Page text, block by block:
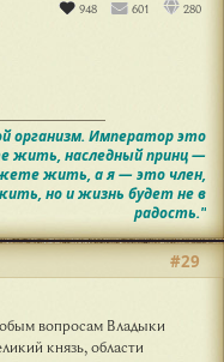
948 601 280
организм. Император это
жить, наследный принц —
жить, а я — это член,
но и жизнь будет не в
радость."
вопросам Владыки
князь, области
#29